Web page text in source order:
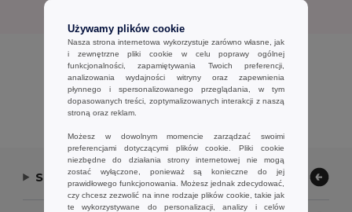
No results.
No results.
Wyświetlanie Wszystkich Produktów.
Skontaktuj się z nami
Używamy plików cookie
Nasza strona internetowa wykorzystuje zarówno własne, jak
i zewnętrzne pliki cookie w celu poprawy ogólnej
funkcjonalności, zapamiętywania Twoich preferencji,
analizowania wydajności witryny oraz zapewnienia
płynnego i spersonalizowanego przeglądania, w tym
dopasowanych treści, zoptymalizowanych interakcji z naszą
stroną oraz reklam.
Możesz w dowolnym momencie zarządzać swoimi
preferencjami dotyczącymi plików cookie. Pliki cookie
niezbędne do działania strony internetowej nie mogą
zostać wyłączone, ponieważ są konieczne do jej
prawidłowego funkcjonowania. Możesz jednak zdecydować,
czy chcesz zezwolić na inne rodzaje plików cookie, takie jak
te wykorzystywane do personalizacji, analizy i celów